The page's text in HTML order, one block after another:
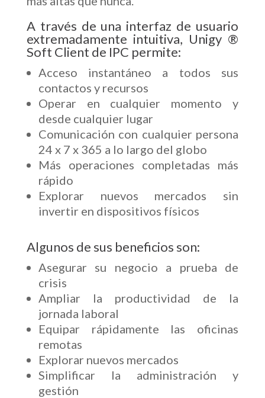
A través de una interfaz de usuario
extremadamente intuitiva, Unigy ®
Soft Client de IPC permite:
Acceso instantáneo a todos sus
contactos y recursos
Operar en cualquier momento y
desde cualquier lugar
Comunicación con cualquier persona
24 x 7 x 365 a lo largo del globo
Más operaciones completadas más
rápido
Explorar nuevos mercados sin
invertir en dispositivos físicos
Algunos de sus beneficios son:
Asegurar su negocio a prueba de
crisis
Ampliar la productividad de la
jornada laboral
Equipar rápidamente las oficinas
remotas
Explorar nuevos mercados
Simplificar la administración y
gestión